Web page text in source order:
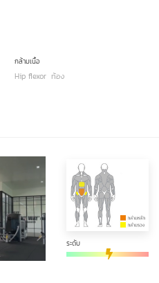
กล้ามเนื้อ
Hip flexor ท้อง
ระดับ